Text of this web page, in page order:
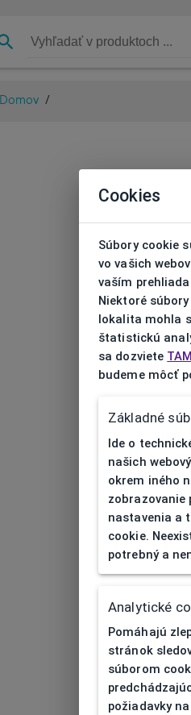
Domov /
Cookies
Súbory cookie
vo vašich
vaším
Niektoré
lokalita mohla
štatistickú
sa dozviete TAM
budeme môcť
Základné
Ide o
našich
okrem iného
zobrazovanie
nastavenia a
cookie.
potrebný a
Analytické
Pomáhajú
stránok
súborom
požiadavky